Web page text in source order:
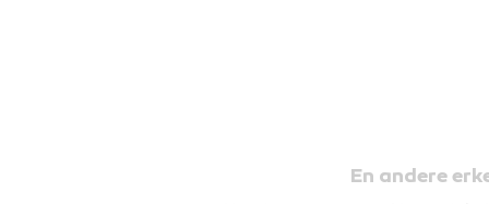
En andere